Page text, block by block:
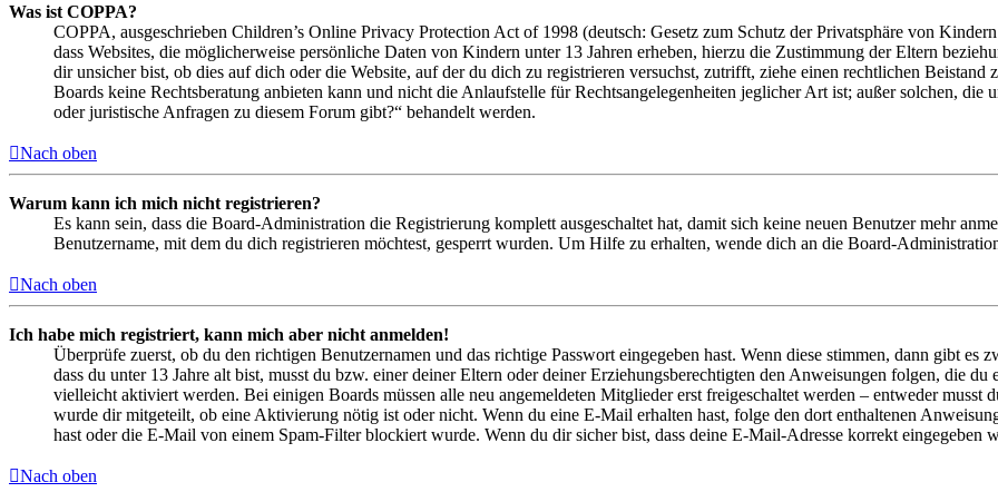
Was ist COPPA?
COPPA, ausgeschrieben Children’s Online Privacy Protection Act of 1998 (deutsch: Gesetz zum Schutz der Privatsphäre von
dass Websites, die möglicherweise persönliche Daten von Kindern unter 13 Jahren erheben, hierzu die Zustimmung der Eltern
dir unsicher bist, ob dies auf dich oder die Website, auf der du dich zu registrieren versuchst, zutrifft, ziehe einen rechtlichen
Boards keine Rechtsberatung anbieten kann und nicht die Anlaufstelle für Rechtsangelegenheiten jeglicher Art ist; außer solchen,
oder juristische Anfragen zu diesem Forum gibt?“ behandelt werden.
Nach oben
Warum kann ich mich nicht registrieren?
Es kann sein, dass die Board-Administration die Registrierung komplett ausgeschaltet hat, damit sich keine neuen Benutzer mehr
Benutzername, mit dem du dich registrieren möchtest, gesperrt wurden. Um Hilfe zu erhalten, wende dich an die Board-
Nach oben
Ich habe mich registriert, kann mich aber nicht anmelden!
Überprüfe zuerst, ob du den richtigen Benutzernamen und das richtige Passwort eingegeben hast. Wenn diese stimmen, dann gibt es
dass du unter 13 Jahre alt bist, musst du bzw. einer deiner Eltern oder deiner Erziehungsberechtigten den Anweisungen folgen, die
vielleicht aktiviert werden. Bei einigen Boards müssen alle neu angemeldeten Mitglieder erst freigeschaltet werden – entweder musst
wurde dir mitgeteilt, ob eine Aktivierung nötig ist oder nicht. Wenn du eine E-Mail erhalten hast, folge den dort enthaltenen
hast oder die E-Mail von einem Spam-Filter blockiert wurde. Wenn du dir sicher bist, dass deine E-Mail-Adresse korrekt eingegeben
Nach oben